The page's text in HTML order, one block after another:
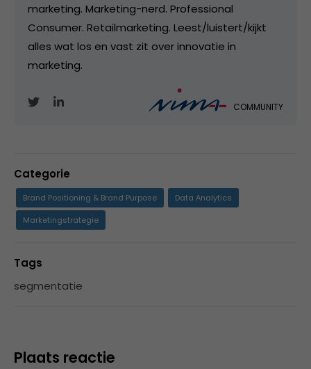
marketing. Marketing-nerd. Professional
Consumer. Retailmarketing. Leest/luistert/kijkt
alles wat los en vast zit over innovatie in
marketing.
COMMUNITY
Categorie
Brand Positioning & Brand Purpose
Data Analytics
Marketingstrategie
Tags
segmentatie
Plaats reactie